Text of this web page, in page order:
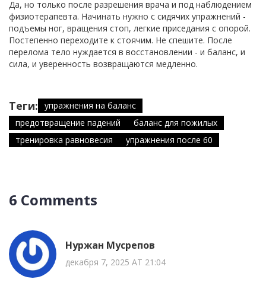
Да, но только после разрешения врача и под наблюдением
физиотерапевта. Начинать нужно с сидячих упражнений -
подъемы ног, вращения стоп, легкие приседания с опорой.
Постепенно переходите к стоячим. Не спешите. После
перелома тело нуждается в восстановлении - и баланс, и
сила, и уверенность возвращаются медленно.
Теги:
упражнения на баланс
предотвращение падений
баланс для пожилых
тренировка равновесия
упражнения после 60
6 Comments
Нуржан Мусрепов
декабря 7, 2025 AT 21:04